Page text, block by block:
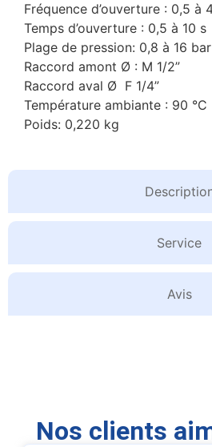
Service
Avis
Fréquence d’ouverture : 0,5 à
Temps d’ouverture : 0,5 à 10 s
Plage de pression: 0,8 à 16 bar
Raccord amont Ø : M 1/2”
Raccord aval Ø F 1/4”
Température ambiante : 90 °C
Poids: 0,220 kg
Nos clients